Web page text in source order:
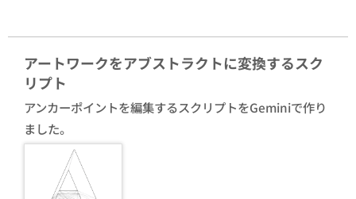
アートワークをアブストラクトに変換するスク
リプト
アンカーポイントを編集するスクリプトをGeminiで作り
ました。